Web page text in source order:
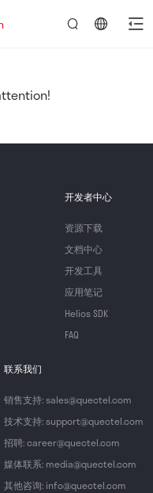
开发者中心
资源下载
文档中心
开发工具
应用笔记
Helios SDK
FAQ
联系我们
销售支持: sales@quectel.com
技术支持: support@quectel.com
招聘: career@quectel.com
媒体联系: media@quectel.com
其他咨询: info@quectel.com